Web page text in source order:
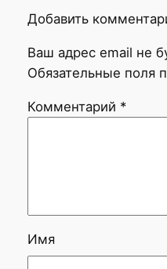
Добавить
Ваш адрес email не
Обязательные поля
Комментарий *
Имя